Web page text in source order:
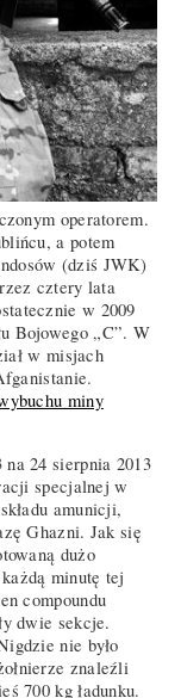
operatorem.
a potem
(dziś JWK)
cztery lata
w 2009
Bojowego „C”. W
w misjach
miny
24 sierpnia 2013
specjalnej w
amunicji,
Ghazni. Jak się
dużo
minutę tej
compoundu
dwie sekcje.
nie było
znaleźli
700 kg ładunku.